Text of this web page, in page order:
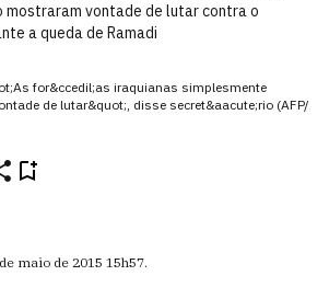
mostraram vontade de lutar contra o
a queda de Ramadi
for&ccedil;as iraquianas simplesmente
de lutar&quot;, disse secret&aacute;rio (AFP/
maio de 2015 15h57.